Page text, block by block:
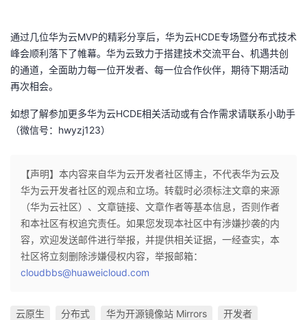
通过几位华为云MVP的精彩分享后，华为云HCDE专场暨分布式技术
峰会顺利落下了帷幕。华为云致力于搭建技术交流平台、机遇共创
的通道，全面助力每一位开发者、每一位合作伙伴，期待下期活动
再次相会。
如想了解参加更多华为云HCDE相关活动或有合作需求请联系小助手
（微信号： hwyzj123）
【声明】本内容来自华为云开发者社区博主，不代表华为云及
华为云开发者社区的观点和立场。转载时必须标注文章的来源
（华为云社区）、文章链接、文章作者等基本信息，否则作者
和本社区有权追究责任。如果您发现本社区中有涉嫌抄袭的内
容，欢迎发送邮件进行举报，并提供相关证据，一经查实，本
社区将立刻删除涉嫌侵权内容，举报邮箱：
cloudbbs@huaweicloud.com
云原生 分布式 华为开源镜像站 Mirrors
开发者